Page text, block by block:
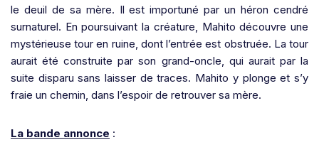
le deuil de sa mère. Il est importuné par un héron cendré
surnaturel. En poursuivant la créature, Mahito découvre une
mystérieuse tour en ruine, dont l’entrée est obstruée. La tour
aurait été construite par son grand-oncle, qui aurait par la
suite disparu sans laisser de traces. Mahito y plonge et s’y
fraie un chemin, dans l’espoir de retrouver sa mère.
La bande annonce :